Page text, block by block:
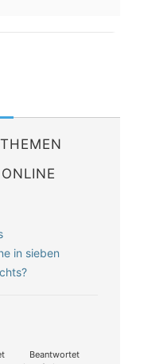
THEMEN
ONLINE
in sieben
Beantwortet